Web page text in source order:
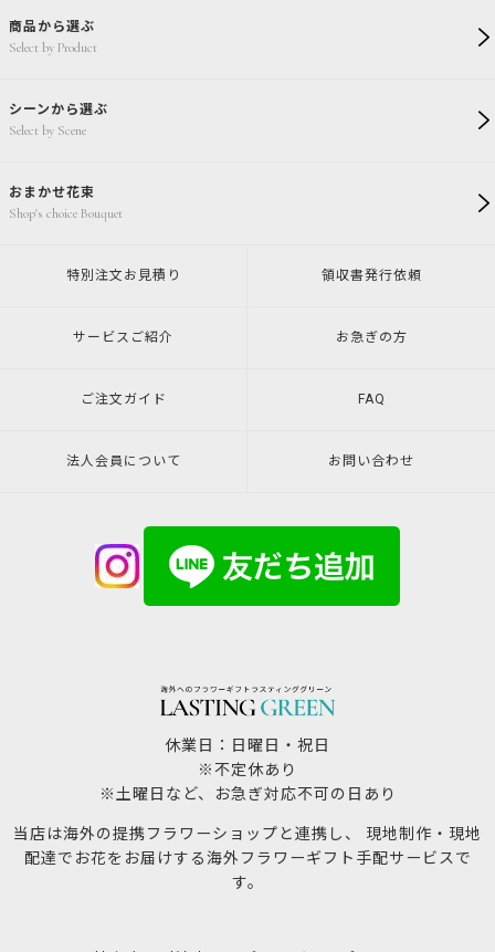
商品から選ぶ
Select by Product
シーンから選ぶ
Select by Scene
おまかせ花束
Shop's choice Bouquet
特別注文 お見積り 領収書発行依頼
サービスご紹介 お急ぎの方
ご注文ガイド FAQ
法人会員について お問い合わせ
休業日：日曜日・祝日
※不定休あり
※土曜日など、お急ぎ対応不可の日あり
当店は海外の提携フラワーショップと連携し、 現地制作・現地
配達でお花をお届けする海外フラワーギフト手配サービスで
す。